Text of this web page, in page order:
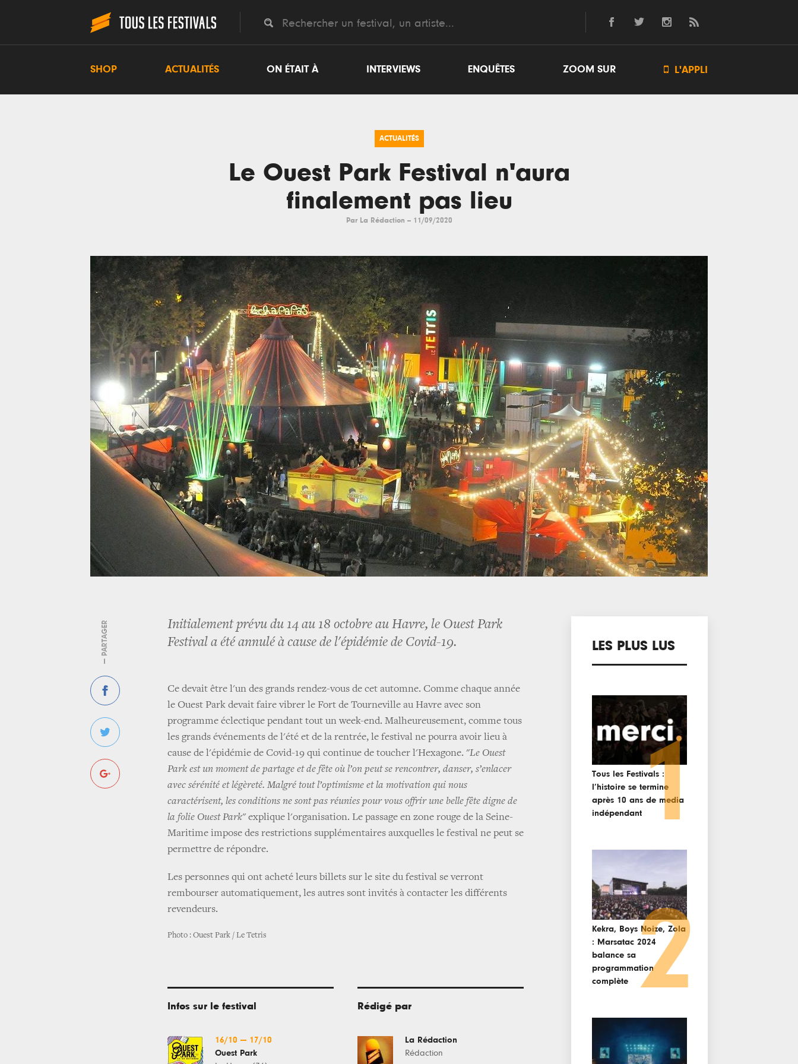
SHOP ACTUALITÉS ON ÉTAIT À INTERVIEWS ENQUÊTES ZOOM SUR  L'APPLI
ACTUALITÉS
Le Ouest Park Festival n'aura
finalement pas lieu
Par La Rédaction -- 11/09/2020
— PARTAGER
Initialement prévu du 14 au 18 octobre au Havre, le Ouest Park
Festival a été annulé à cause de l'épidémie de Covid-19.
Ce devait être l'un des grands rendez-vous de cet automne. Comme chaque année
le Ouest Park devait faire vibrer le Fort de Tourneville au Havre avec son
programme éclectique pendant tout un week-end. Malheureusement, comme tous
les grands événements de l'été et de la rentrée, le festival ne pourra avoir lieu à
cause de l'épidémie de Covid-19 qui continue de toucher l'Hexagone. "Le Ouest
Park est un moment de partage et de fête où l’on peut se rencontrer, danser, s’enlacer
avec sérénité et légèreté. Malgré tout l’optimisme et la motivation qui nous
caractérisent, les conditions ne sont pas réunies pour vous offrir une belle fête digne de
la folie Ouest Park" explique l'organisation. Le passage en zone rouge de la Seine-
Maritime impose des restrictions supplémentaires auxquelles le festival ne peut se
permettre de répondre.
Les personnes qui ont acheté leurs billets sur le site du festival se verront
rembourser automatiquement, les autres sont invités à contacter les différents
revendeurs.
Photo : Ouest Park / Le Tetris
Infos sur le festival
16/10 — 17/10
Ouest Park
Rédigé par
La Rédaction
Rédaction
LES PLUS LUS
Tous les Festivals :
l’histoire se termine
après 10 ans de media
indépendant1
Kekra, Boys Noize, Zola
: Marsatac 2024
balance sa
programmation
complète
2